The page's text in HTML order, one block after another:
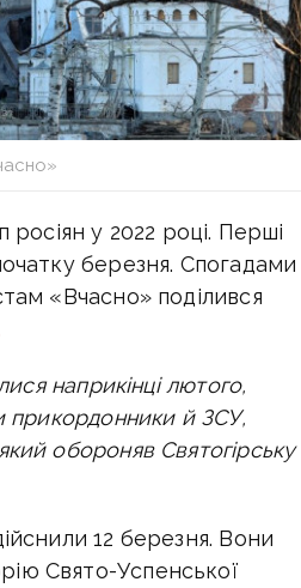
у 2022 році. Перші
березня. Спогадами
«Вчасно» поділився
наприкінці лютого,
прикордонники й ЗСУ,
обороняв Святогірську
12 березня. Вони
Свято-Успенської